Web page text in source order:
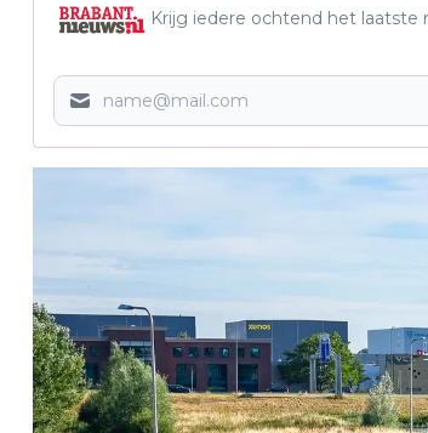
Krijg iedere ochtend het laatste